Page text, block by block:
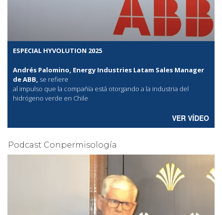
ESPECIAL HYVOLUTION 2025
Andrés Palomino, Energy Industries Latam Sales Manager
de ABB, se refiere
al impulso que la compañía está otorgando a la industria del
hidrógeno verde en Chile
VER VÍDEO
Podcast Conpermisología